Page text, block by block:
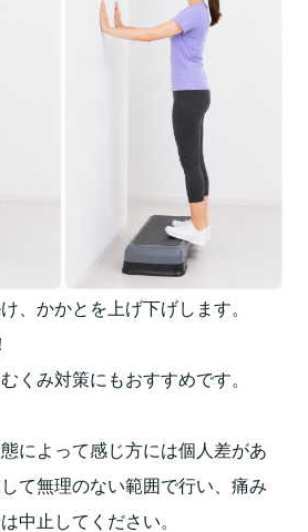
、かかとを上げ下げします。
くみ対策にもおすすめです。
によって感じ方には個人差があ
て無理のない範囲で行い、痛み
中止してください。